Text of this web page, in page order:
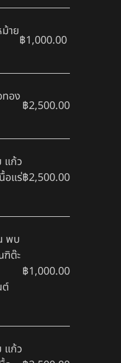
าย
฿1,000.00
ทอง
฿2,500.00
แก้ว
อแร่฿2,500.00
พบ
ต๊ะ
ต์
฿1,000.00
แก้ว